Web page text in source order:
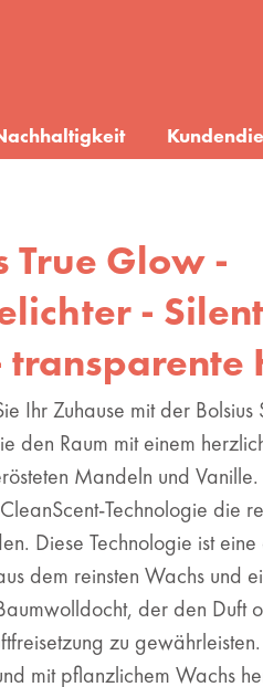
True Glow -
-
transparente
Ihr Zuhause mit der Bolsius
den Raum mit einem
Mandeln und
Technologie die
Diese Technologie ist
dem reinsten Wachs und
der den Duft
zu
mit pflanzlichem Wachs